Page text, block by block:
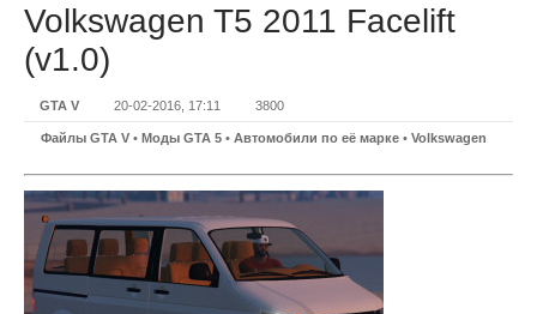
Volkswagen T5 2011 Facelift
(v1.0)
GTA V 20-02-2016, 17:11 3800
Файлы GTA V • Моды GTA 5 • Автомобили по её марке • Volkswagen